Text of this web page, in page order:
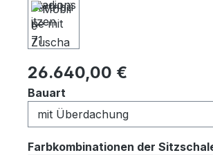
Regulärer Preis:
26.640,00 €
Bauart
Farbkombinationen der